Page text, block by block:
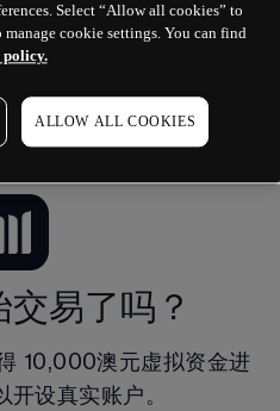
易了吗？
10,000澳元虚拟资金进
开设真实账户。
Select “Allow all cookies” to
manage cookie settings. You can find
policy.
ALLOW ALL COOKIES